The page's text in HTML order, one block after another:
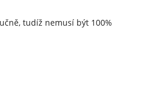
tudíž nemusí být 100%